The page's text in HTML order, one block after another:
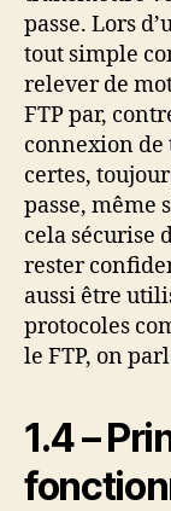
passe. Lors
tout simple
relever de
FTP par,
connexion de
certes,
passe, même
cela sécurise
rester
aussi être
protocoles
le FTP, on
1.4 –